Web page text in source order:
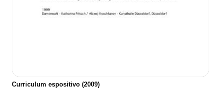
Curriculum espositivo (2009)